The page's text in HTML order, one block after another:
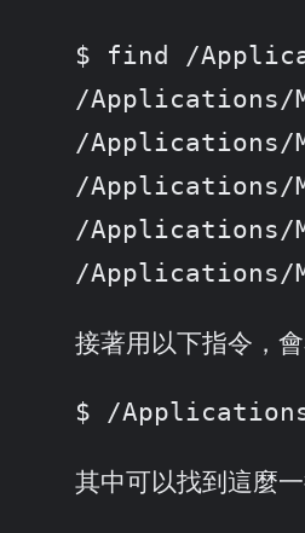
$ find /
/Applications/
/Applications/
/Applications/
/Applications/
/Applications/
接著用以下指令，
$ /
其中可以找到這麼